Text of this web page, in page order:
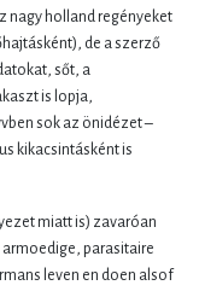
nagy holland regényeket
de a szerző
sőt, a
is lopja,
sok az önidézet –
kikacsintásként is
miatt is) zavaróan
armoedige, parasitaire
leven en doen alsof